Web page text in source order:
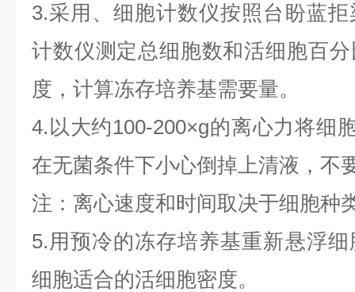
3.采用、细胞计数仪按照台盼蓝
计数仪测定总细胞数和活细胞百
度，计算冻存培养基需要量。
4.以大约100-200×g的离心力将细
在无菌条件下小心倒掉上清液，不
注：离心速度和时间取决于细胞种
5.用预冷的冻存培养基重新悬浮
细胞适合的活细胞密度。